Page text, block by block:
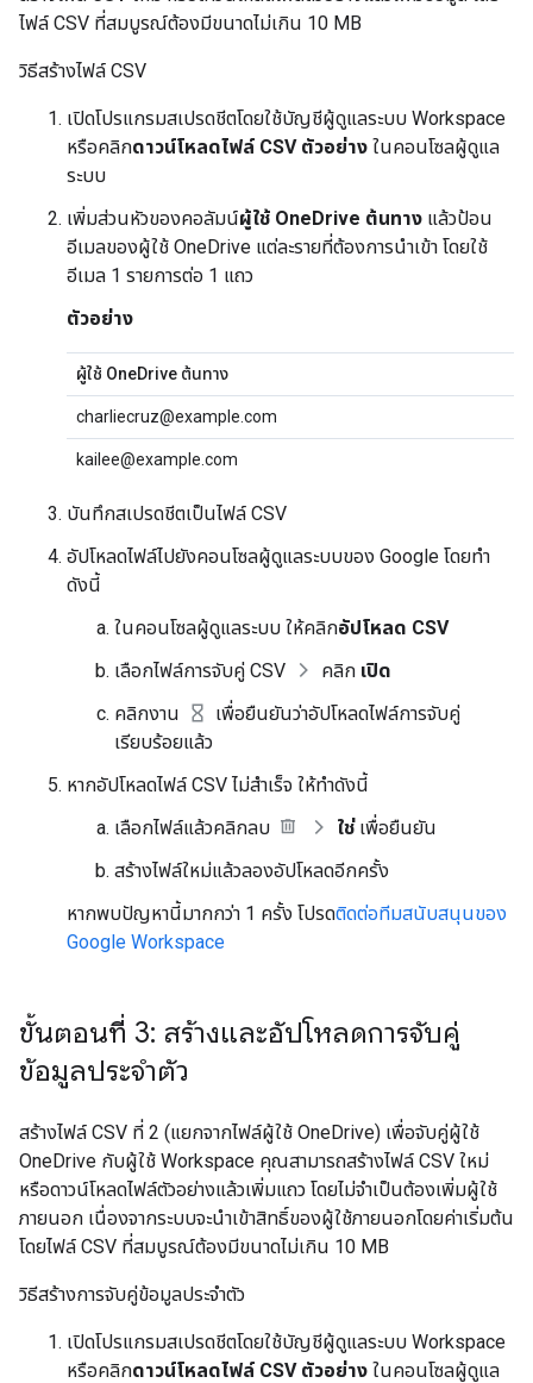
ไฟล์ CSV ที่สมบูรณ์ต้องมีขนาดไม่เกิน 10 MB
วิธีสร้างไฟล์ CSV
เปิดโปรแกรมสเปรดชีตโดยใช้บัญชีผู้ดูแลระบบ Workspace
หรือคลิกดาวน์โหลดไฟล์ CSV ตัวอย่าง ในคอนโซลผู้ดูแล
ระบบ
เพิ่มส่วนหัวของคอลัมน์ผู้ใช้ OneDrive ต้นทาง แล้วป้อน
อีเมลของผู้ใช้ OneDrive แต่ละรายที่ต้องการนำเข้า โดยใช้
อีเมล 1 รายการต่อ 1 แถว
ตัวอย่าง
ผู้ใช้ OneDrive ต้นทาง
charliecruz@example.com
kailee@example.com
บันทึกสเปรดชีตเป็นไฟล์ CSV
อัปโหลดไฟล์ไปยังคอนโซลผู้ดูแลระบบของ Google โดยทำ
ดังนี้
ในคอนโซลผู้ดูแลระบบ ให้คลิกอัปโหลด CSV
เลือกไฟล์การจับคู่ CSV
คลิก เปิด
คลิกงาน
เพื่อยืนยันว่าอัปโหลดไฟล์การจับคู่
เรียบร้อยแล้ว
หากอัปโหลดไฟล์ CSV ไม่สำเร็จ ให้ทำดังนี้
เลือกไฟล์แล้วคลิกลบ
ใช่เพื่อยืนยัน
สร้างไฟล์ใหม่แล้วลองอัปโหลดอีกครั้ง
หากพบปัญหานี้มากกว่า 1 ครั้ง โปรดติดต่อทีมสนับสนุนของ
Google Workspace
ขั้นตอนที่ 3: สร้างและอัปโหลดการจับคู่
ข้อมูลประจำตัว
สร้างไฟล์ CSV ที่ 2 (แยกจากไฟล์ผู้ใช้ OneDrive) เพื่อจับคู่ผู้ใช้
OneDrive กับผู้ใช้ Workspace คุณสามารถสร้างไฟล์ CSV ใหม่
หรือดาวน์โหลดไฟล์ตัวอย่างแล้วเพิ่มแถว โดยไม่จำเป็นต้องเพิ่มผู้ใช้
ภายนอก เนื่องจากระบบจะนำเข้าสิทธิ์ของผู้ใช้ภายนอกโดยค่าเริ่มต้น
โดยไฟล์ CSV ที่สมบูรณ์ต้องมีขนาดไม่เกิน 10 MB
วิธีสร้างการจับคู่ข้อมูลประจำตัว
เปิดโปรแกรมสเปรดชีตโดยใช้บัญชีผู้ดูแลระบบ Workspace
หรือคลิกดาวน์โหลดไฟล์ CSV ตัวอย่าง ในคอนโซลผู้ดูแล